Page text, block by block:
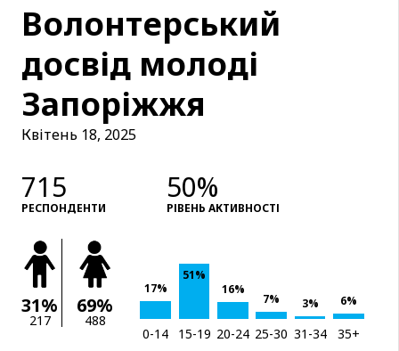
Волонтерський
досвід молоді
Запоріжжя
Квітень 18, 2025
715
РЕСПОНДЕНТИ
50%
РІВЕНЬ АКТИВНОСТІ
31%
217
69%
488
17%
51%
16%
7% 3% 6%
0-14 15-19 20-24 25-30 31-34 35+